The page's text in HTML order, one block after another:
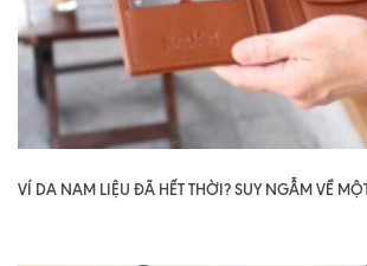
VÍ DA NAM LIỆU ĐÃ HẾT THỜI? SUY NGẪM VỀ